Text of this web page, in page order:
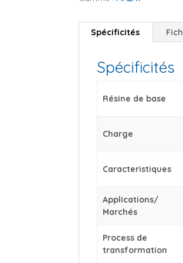
Spécificités
Spécificités
Résine de base
Charge
Caracteristiques
Applications/
Marchés
Process de
transformation